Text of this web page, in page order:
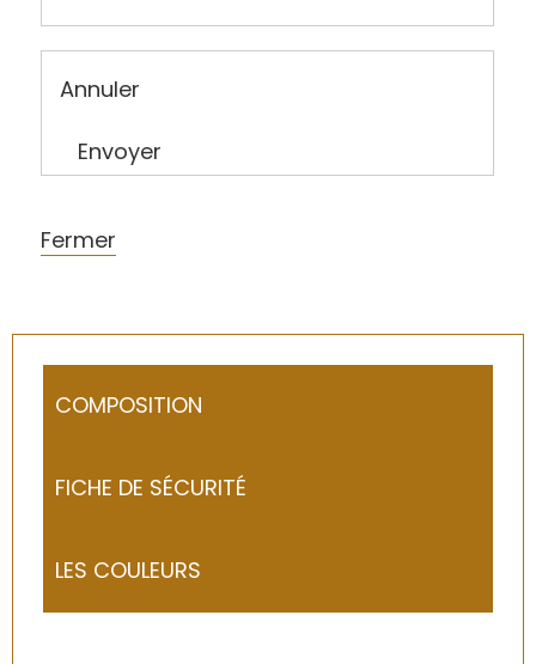
Annuler
Envoyer
Fermer
COMPOSITION
FICHE DE SÉCURITÉ
LES COULEURS